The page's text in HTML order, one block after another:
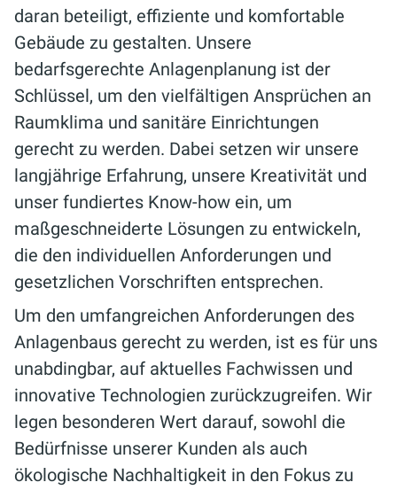
daran beteiligt, effiziente und komfortable
Gebäude zu gestalten. Unsere
bedarfsgerechte Anlagenplanung ist der
Schlüssel, um den vielfältigen Ansprüchen an
Raumklima und sanitäre Einrichtungen
gerecht zu werden. Dabei setzen wir unsere
langjährige Erfahrung, unsere Kreativität und
unser fundiertes Know-how ein, um
maßgeschneiderte Lösungen zu entwickeln,
die den individuellen Anforderungen und
gesetzlichen Vorschriften entsprechen.
Um den umfangreichen Anforderungen des
Anlagenbaus gerecht zu werden, ist es für uns
unabdingbar, auf aktuelles Fachwissen und
innovative Technologien zurückzugreifen. Wir
legen besonderen Wert darauf, sowohl die
Bedürfnisse unserer Kunden als auch
ökologische Nachhaltigkeit in den Fokus zu